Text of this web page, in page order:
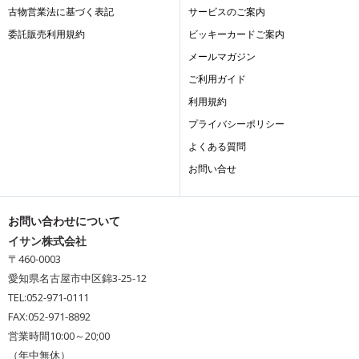
古物営業法に基づく表記
委託販売利用規約
サービスのご案内
ビッキーカードご案内
メールマガジン
ご利用ガイド
利用規約
プライバシーポリシー
よくある質問
お問い合せ
お問い合わせについて
イサン株式会社
〒460-0003
愛知県名古屋市中区錦3-25-12
TEL:052-971-0111
FAX:052-971-8892
営業時間10:00～20;00
（年中無休）